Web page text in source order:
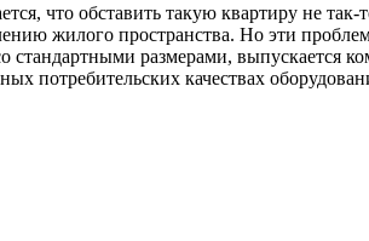
что обставить такую квартиру не
жилого пространства. Но эти
стандартными размерами, выпускается
потребительских качествах